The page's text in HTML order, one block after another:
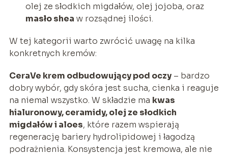
olej ze słodkich migdałów, olej jojoba, oraz
masło shea w rozsądnej ilości.
W tej kategorii warto zwrócić uwagę na kilka
konkretnych kremów:
CeraVe krem odbudowujący pod oczy– bardzo
dobry wybór, gdy skóra jest sucha, cienka i reaguje
na niemal wszystko. W składzie ma kwas
hialuronowy, ceramidy, olej ze słodkich
migdałów i aloes, które razem wspierają
regenerację bariery hydrolipidowej i łagodzą
podrażnienia. Konsystencja jest kremowa, ale nie